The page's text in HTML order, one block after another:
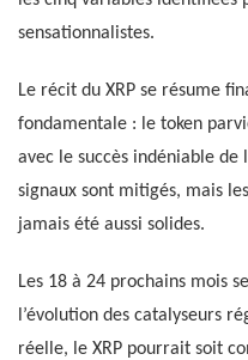
sensationnalistes.
Le récit du XRP se résume
fondamentale : le token
avec le succès indéniable de
signaux sont mitigés, mais
jamais été aussi solides.
Les 18 à 24 prochains mois
l’évolution des catalyseurs
réelle, le XRP pourrait soit